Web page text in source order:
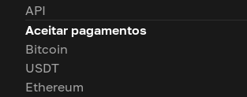
API
Aceitar pagamentos
Bitcoin
USDT
Ethereum